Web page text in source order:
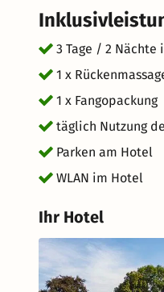
3 Tage / 2
1 x
1 x Fangopackung
täglich Nutzung
Parken am Hotel
WLAN im Hotel
Ihr Hotel